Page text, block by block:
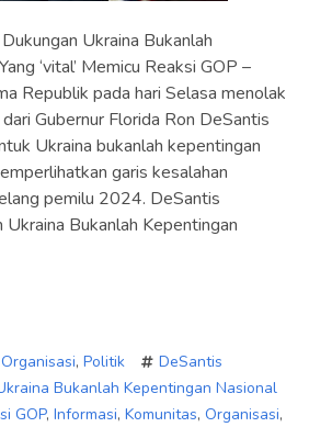
Ukraina Bukanlah
‘vital’ Memicu Reaksi GOP –
Republik pada hari Selasa menolak
Gubernur Florida Ron DeSantis
Ukraina bukanlah kepentingan
garis kesalahan
pemilu 2024. DeSantis
Bukanlah Kepentingan
Organisasi, Politik
DeSantis
Bukanlah Kepentingan Nasional
GOP, Informasi, Komunitas, Organisasi,